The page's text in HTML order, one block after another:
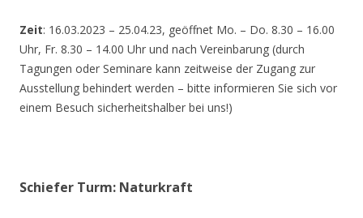
Zeit: 16.03.2023 – 25.04.23, geöffnet Mo. – Do. 8.30 – 16.00
Uhr, Fr. 8.30 – 14.00 Uhr und nach Vereinbarung (durch
Tagungen oder Seminare kann zeitweise der Zugang zur
Ausstellung behindert werden – bitte informieren Sie sich vor
einem Besuch sicherheitshalber bei uns!)
Schiefer Turm: Naturkraft